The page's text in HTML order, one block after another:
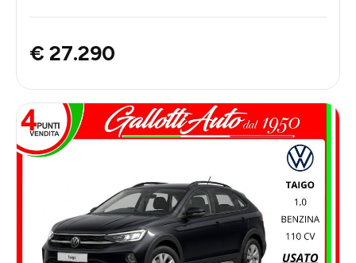
€ 27.290